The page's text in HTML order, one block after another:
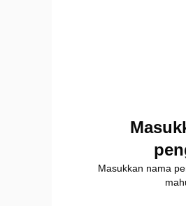
Masukkan nama